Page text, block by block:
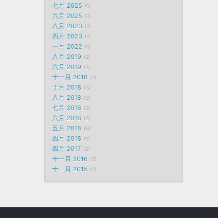
七月 2025 1
六月 2025 1
八月 2023 1
四月 2023 1
一月 2022 1
八月 2019 2
六月 2019 1
十一月 2018 1
十月 2018 3
八月 2018 3
七月 2018 3
六月 2018 2
五月 2018 6
四月 2018 1
四月 2017 2
十一月 2016 2
十二月 2015 1